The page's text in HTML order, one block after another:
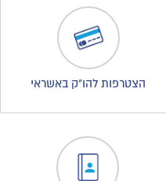
הצטרפות להו"ק באשראי